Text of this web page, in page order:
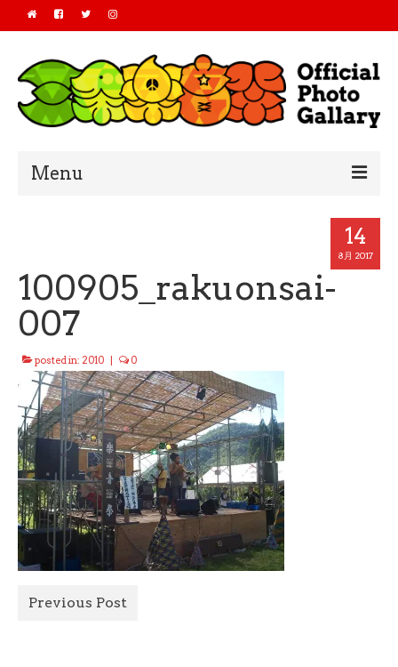
Menu
2018
2017
2016
All Photo
Official Site
14
8月 2017
100905_rakuonsai-
007
posted in: 2010 0
Previous Post